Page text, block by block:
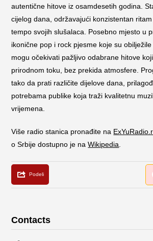
autentične hitove iz osamdesetih godina.
cijelog dana, održavajući konzistentan
tempo svojih slušalaca. Posebno mjesto u
ikonične pop i rock pjesme koje su
mogu očekivati pažljivo odabrane hitove
prirodnom toku, bez prekida atmosfere.
tako da prati različite dijelove dana,
potrebama publike koja traži kvalitetnu
vrijemena.
Više radio stanica pronađite na
o Srbije dostupno je naWikipedia
Contacts